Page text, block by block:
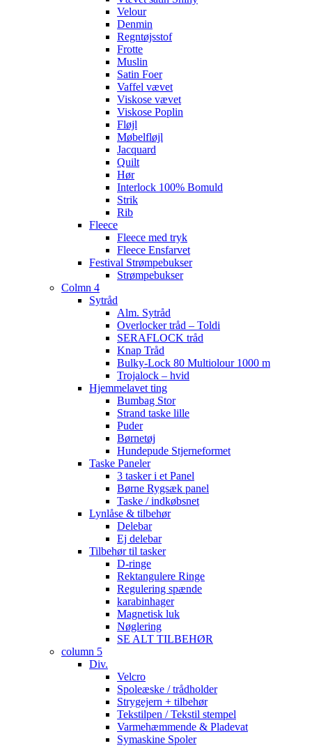
Velour
Denmin
Regntøjsstof
Frotte
Muslin
Satin Foer
Vaffel vævet
Viskose vævet
Viskose Poplin
Fløjl
Møbelfløjl
Jacquard
Quilt
Hør
Interlock 100% Bomuld
Strik
Rib
Fleece
Fleece med tryk
Fleece Ensfarvet
Festival Strømpebukser
Strømpebukser
Colmn 4
Sytråd
Alm. Sytråd
Overlocker tråd – Toldi
SERAFLOCK tråd
Knap Tråd
Bulky-Lock 80 Multiolour 1000 m
Trojalock – hvid
Hjemmelavet ting
Bumbag Stor
Strand taske lille
Puder
Børnetøj
Hundepude Stjerneformet
Taske Paneler
3 tasker i et Panel
Børne Rygsæk panel
Taske / indkøbsnet
Lynlåse & tilbehør
Delebar
Ej delebar
Tilbehør til tasker
D-ringe
Rektangulere Ringe
Regulering spænde
karabinhager
Magnetisk luk
Nøglering
SE ALT TILBEHØR
column 5
Div.
Velcro
Spoleæske / trådholder
Strygejern + tilbehør
Tekstilpen / Tekstil stempel
Varmehæmmende & Pladevat
Symaskine Spoler